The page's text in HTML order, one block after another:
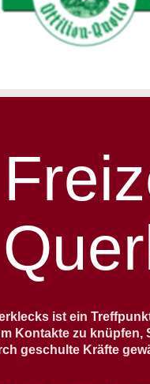
ist ein
Kontakte zu knüpfen,
geschulte Kräfte